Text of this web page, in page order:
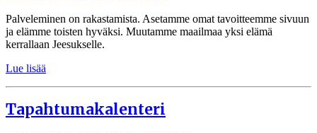
Palveleminen on rakastamista. Asetamme omat tavoitteemme sivuun
ja elämme toisten hyväksi. Muutamme maailmaa yksi elämä
kerrallaan Jeesukselle.
Lue lisää
Tapahtumakalenteri